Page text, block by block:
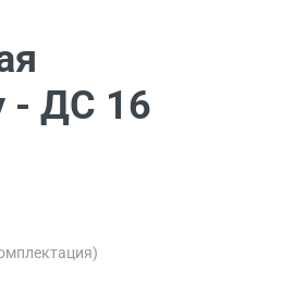
- ДС 16